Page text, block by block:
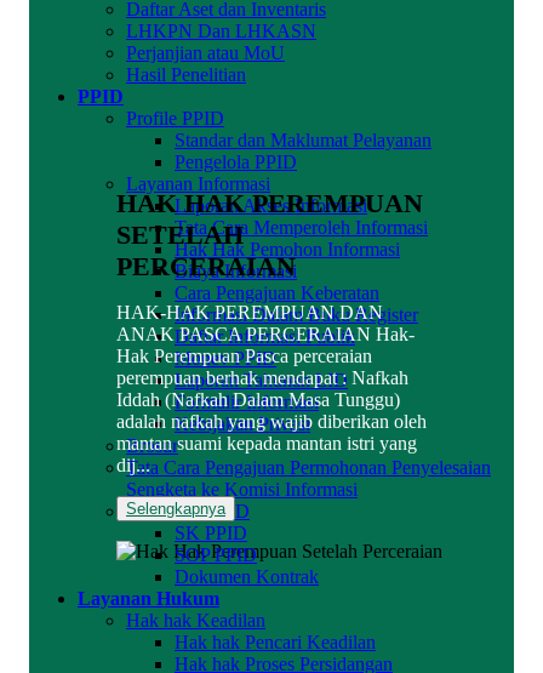
Daftar Aset dan Inventaris
LHKPN Dan LHKASN
Perjanjian atau MoU
Hasil Penelitian
PPID
Profile PPID
Standar dan Maklumat Pelayanan
Pengelola PPID
Layanan Informasi
Laporan Akses Informasi
Tata Cara Memperoleh Informasi
Hak Hak Pemohon Informasi
Biaya Informasi
Cara Pengajuan Keberatan
Informasi Dalam Buku Register
Daftar Informasi Publik
Monev PPID
Laporan Tahunan LID
Formulir Informasi
Kebijakan Privasi
Brosur
Tata Cara Pengajuan Permohonan Penyelesaian
Sengketa ke Komisi Informasi
Dokumen PPID
SK PPID
SOP PPID
Dokumen Kontrak
Layanan Hukum
Hak hak Keadilan
Hak hak Pencari Keadilan
Hak hak Proses Persidangan
HAK HAK PEREMPUAN
SETELAH
PERCERAIAN
HAK-HAK PEREMPUAN DAN
ANAK PASCA PERCERAIAN Hak-
Hak Perempuan Pasca perceraian
perempuan berhak mendapat : Nafkah
Iddah (Nafkah Dalam Masa Tunggu)
adalah nafkah yang wajib diberikan oleh
mantan suami kepada mantan istri yang
dij...
Selengkapnya